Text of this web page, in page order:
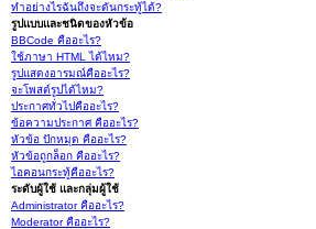
ทำอย่างไรฉันถึงจะดันกระทู้ได้?
รูปแบบและชนิดของหัวข้อ
BBCode คืออะไร?
ใช้ภาษา HTML ได้ไหม?
รูปแสดงอารมณ์คืออะไร?
จะโพสต์รูปได้ไหม?
ประกาศทั่วไปคืออะไร?
ข้อความประกาศ คืออะไร?
หัวข้อ ปักหมุด คืออะไร?
หัวข้อถูกล็อก คืออะไร?
ไอคอนกระทู้คืออะไร?
ระดับผู้ใช้ และกลุ่มผู้ใช้
Administrator คืออะไร?
Moderator คืออะไร?